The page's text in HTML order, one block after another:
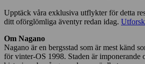
Upptäck våra exklusiva utflykter för detta
ditt oförglömliga äventyr redan idag.
Om Nagano
Nagano är en bergsstad som är mest känd
för vinter-OS 1998. Staden är imponerande